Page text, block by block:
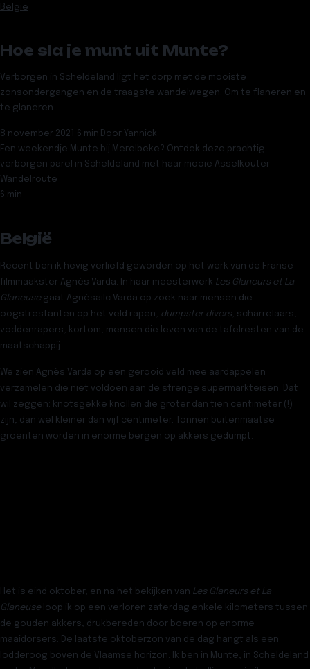
België
Hoe sla je munt uit Munte?
Verborgen in Scheldeland ligt het dorp met de mooiste
zonsondergangen en de traagste wandelwegen. Om te flaneren en
te glaneren.
8 november 2021 ·6 min·Door Yannick
Een weekendje Munte bij Merelbeke? Ontdek deze prachtig
verborgen parel in Scheldeland met haar mooie Asselkouter
Wandelroute
6 min
België
Recent ben ik hevig verliefd geworden op het werk van de Franse
filmmaakster Agnès Varda. In haar meesterwerk Les Glaneurs et La
Glaneuse gaat Agnèsailc Varda op zoek naar mensen die
oogstrestanten op het veld rapen, dumpster divers, scharrelaars,
voddenrapers, kortom, mensen die leven van de tafelresten van de
maatschappij.
We zien Agnès Varda op een gerooid veld mee aardappelen
verzamelen die niet voldoen aan de strenge supermarkteisen. Dat
wil zeggen: knotsgekke knollen die groter dan tien centimeter (!)
zijn, dan wel kleiner dan vijf centimeter. Tonnen buitenmaatse
groenten worden in enorme bergen op akkers gedumpt.
Het is eind oktober, en na het bekijken van Les Glaneurs et La
Glaneuse loop ik op een verloren zaterdag enkele kilometers tussen
de gouden akkers, drukbereden door boeren op enorme
maaidorsers. De laatste oktoberzon van de dag hangt als een
lodderoog boven de Vlaamse horizon. Ik ben in Munte, in Scheldeland